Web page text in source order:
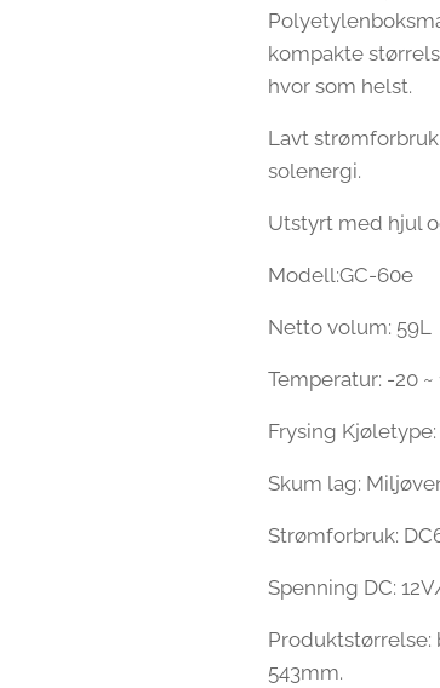
kompakte
hvor som helst.
Lavt
solenergi.
Utstyrt med hjul
Modell:GC-60e
Netto volum: 59L
Temperatur: -20 ~
Frysing
Skum lag:
Strømforbruk:
Spenning DC:
Produktstørrelse:
543mm.